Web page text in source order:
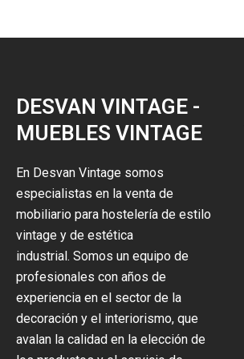
DESVAN VINTAGE -
MUEBLES VINTAGE
En Desvan Vintage somos
especialistas en la venta de
mobiliario para hostelería de estilo
vintage y de estética
industrial. Somos un equipo de
profesionales con años de
experiencia en el sector de la
decoración y el interiorismo, que
avalan la calidad en la elección de